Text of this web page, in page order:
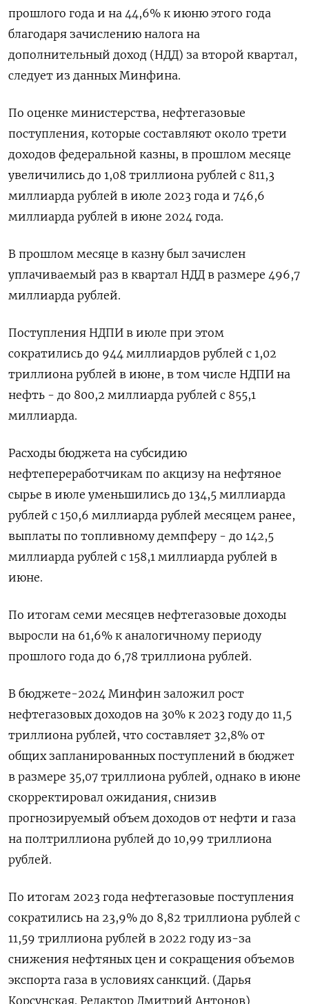
прошлого года и на 44,6% к июню этого года
благодаря зачислению налога на
дополнительный доход (НДД) за второй квартал,
следует из данных Минфина.
По оценке министерства, нефтегазовые
поступления, которые составляют около трети
доходов федеральной казны, в прошлом месяце
увеличились до 1,08 триллиона рублей с 811,3
миллиарда рублей в июле 2023 года и 746,6
миллиарда рублей в июне 2024 года.
В прошлом месяце в казну был зачислен
уплачиваемый раз в квартал НДД в размере 496,7
миллиарда рублей.
Поступления НДПИ в июле при этом
сократились до 944 миллиардов рублей с 1,02
триллиона рублей в июне, в том числе НДПИ на
нефть - до 800,2 миллиарда рублей с 855,1
миллиарда.
Расходы бюджета на субсидию
нефтепереработчикам по акцизу на нефтяное
сырье в июле уменьшились до 134,5 миллиарда
рублей с 150,6 миллиарда рублей месяцем ранее,
выплаты по топливному демпферу - до 142,5
миллиарда рублей с 158,1 миллиарда рублей в
июне.
По итогам семи месяцев нефтегазовые доходы
выросли на 61,6% к аналогичному периоду
прошлого года до 6,78 триллиона рублей.
В бюджете-2024 Минфин заложил рост
нефтегазовых доходов на 30% к 2023 году до 11,5
триллиона рублей, что составляет 32,8% от
общих запланированных поступлений в бюджет
в размере 35,07 триллиона рублей, однако в июне
скорректировал ожидания, снизив
прогнозируемый объем доходов от нефти и газа
на полтриллиона рублей до 10,99 триллиона
рублей.
По итогам 2023 года нефтегазовые поступления
сократились на 23,9% до 8,82 триллиона рублей с
11,59 триллиона рублей в 2022 году из-за
снижения нефтяных цен и сокращения объемов
экспорта газа в условиях санкций. (Дарья
Корсунская. Редактор Дмитрий Антонов)